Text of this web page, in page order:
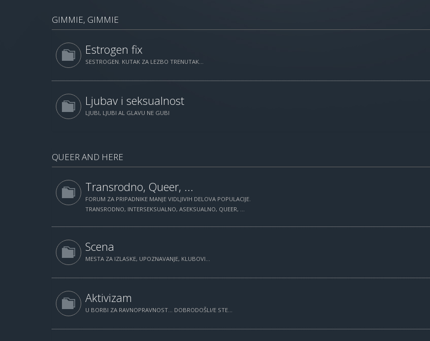
GIMMIE, GIMMIE
Estrogen fix
SESTROGEN. KUTAK ZA LEZBO TRENUTAK...
Ljubav i seksualnost
LJUBI, LJUBI AL GLAVU NE GUBI
QUEER AND HERE
Transrodno, Queer, ...
FORUM ZA PRIPADNIKE MANJE VIDLJIVIH DELOVA POPULACIJE.
TRANSRODNO, INTERSEKSUALNO, ASEKSUALNO, QUEER, ...
Scena
MESTA ZA IZLASKE, UPOZNAVANJE, KLUBOVI...
Aktivizam
U BORBI ZA RAVNOPRAVNOST... DOBRODOŠLI/E STE...